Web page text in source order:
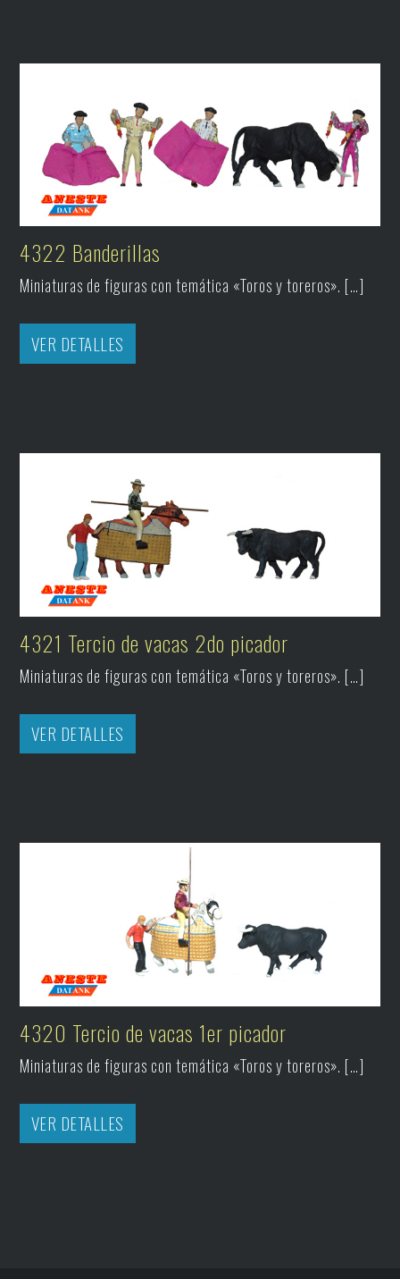
4322 Banderillas
Miniaturas de figuras con temática «Toros y toreros». […]
VER DETALLES
4321 Tercio de vacas 2do picador
Miniaturas de figuras con temática «Toros y toreros». […]
VER DETALLES
4320 Tercio de vacas 1er picador
Miniaturas de figuras con temática «Toros y toreros». […]
VER DETALLES